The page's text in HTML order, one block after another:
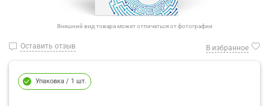
Внешний вид товара может отличаться от фотографии
Оставить отзыв В избранное
Упаковка / 1 шт.